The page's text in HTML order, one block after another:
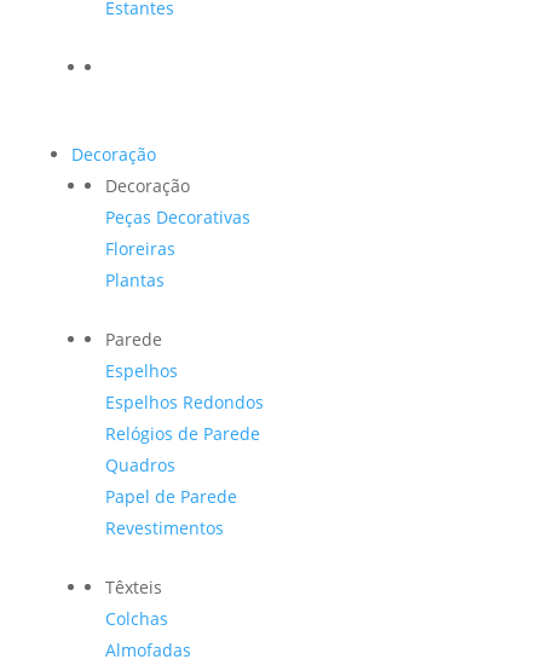
Estantes
Decoração
Decoração
Peças Decorativas
Floreiras
Plantas
Parede
Espelhos
Espelhos Redondos
Relógios de Parede
Quadros
Papel de Parede
Revestimentos
Têxteis
Colchas
Almofadas